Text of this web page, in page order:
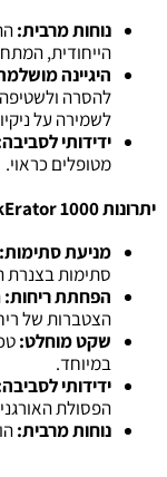
נוחות מרבית:
הייחודית,
היגיינה
להסרה
לשמירה על
ידידותי
מטופלים כראוי.
יתרונות InSinkErator 1000:
מניעת סתימות:
סתימות בצנרת
הפחתת ריחות:
הצטברות של
שקט מוחלט:
במיוחד.
ידידותי
הפסולת
נוחות מרבית: